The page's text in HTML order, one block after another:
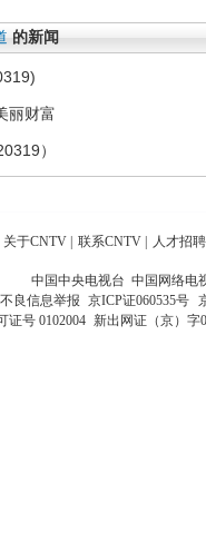
的新闻
丽财富
）
关于CNTV 联系CNTV 人才招聘
中国中央电视台 中国网络电
良信息举报 京ICP证060535号
证号 0102004 新出网证（京）